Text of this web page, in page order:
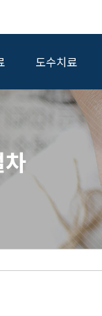
의 부작용관리를 고
도수치료